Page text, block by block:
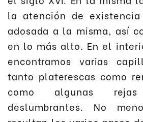
la atención de
adosada a la misma, así
en lo más alto. En el
encontramos varias
tanto platerescas como
como algunas rejas
deslumbrantes. No